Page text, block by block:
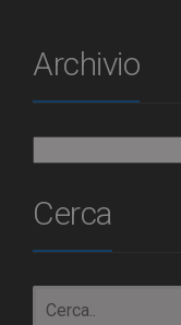
Archivio
Cerca